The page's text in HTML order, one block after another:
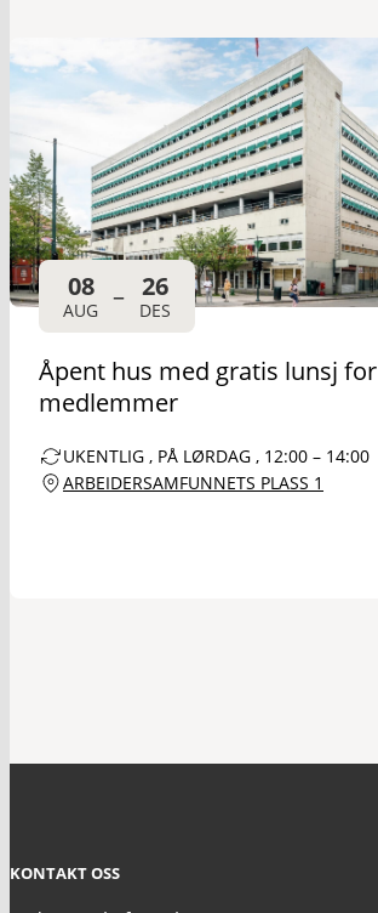
08
AUG – 26
DES
Åpent hus med gratis lunsj for
medlemmer
UKENTLIG , PÅ LØRDAG , 12:00 – 14:00
ARBEIDERSAMFUNNETS PLASS 1
KONTAKT OSS